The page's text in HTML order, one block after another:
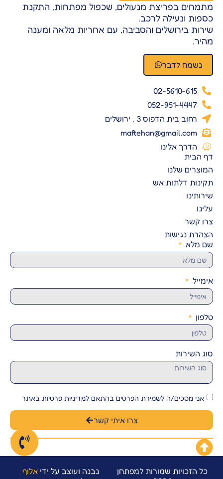
מתמחים בפריצת מנעולים, שכפול מפתחות, התקנת
כספות ונעילה לרכב.
שירות בירושלים והסביבה, עם אחריות מלאה ומענה
מהיר.
נשמח לדבר
02-5610-615
052-951-4447
רחוב בית הדפוס 3 , ירושלים
maftehan@gmail.com
הדרך אלינו
דף הבית
המוצרים שלנו
תקינות דלתות אש
שירותינו
עלינו
צרו קשר
הצהרת נגישות
שם מלא
אימייל
טלפון
סוג השירות
אני מסכים/ה לשמירת הפרטים בהתאם למדיניות פרטיות באתר
צרו איתי קשר
כל הזכויות שמורות למפתחן
נבנה ועוצב על ידי אלוף